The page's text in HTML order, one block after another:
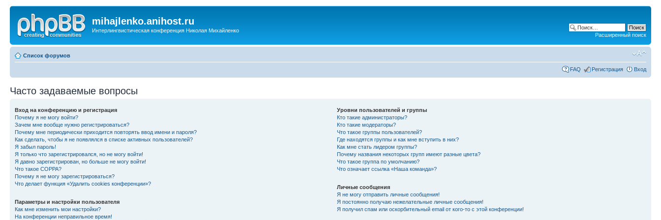
mihajlenko.anihost.ru
Интерлингвистическая конференция Николая Михайленко
Расширенный поиск
Список форумов
FAQ Регистрация Вход
Часто задаваемые вопросы
Вход на конференцию и регистрация
Почему я не могу войти?
Зачем мне вообще нужно регистрироваться?
Почему мне периодически приходится повторять ввод имени и пароля?
Как сделать, чтобы я не появлялся в списке активных пользователей?
Я забыл пароль!
Я только что зарегистрировался, но не могу войти!
Я давно зарегистрирован, но больше не могу войти!
Что такое COPPA?
Почему я не могу зарегистрироваться?
Что делает функция «Удалить cookies конференции»?
Параметры и настройки пользователя
Как мне изменить мои настройки?
На конференции неправильное время!
Уровни пользователей и группы
Кто такие администраторы?
Кто такие модераторы?
Что такое группы пользователей?
Где находятся группы и как мне вступить в них?
Как мне стать лидером группы?
Почему названия некоторых групп имеют разные цвета?
Что такое группа по умолчанию?
Что означает ссылка «Наша команда»?
Личные сообщения
Я не могу отправить личные сообщения!
Я постоянно получаю нежелательные личные сообщения!
Я получил спам или оскорбительный email от кого-то с этой конференции!